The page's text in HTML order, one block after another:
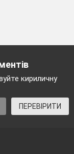
кириличну
ПЕРЕВІРИТИ